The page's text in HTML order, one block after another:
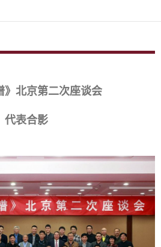
》北京第二次座谈会
代表合影